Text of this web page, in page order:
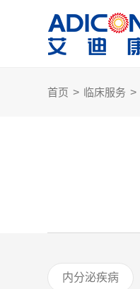
首页 > 临床服务 >
内分泌疾病